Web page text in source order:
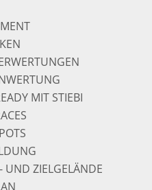
MIT STIEBI
UND ZIELGELÄNDE